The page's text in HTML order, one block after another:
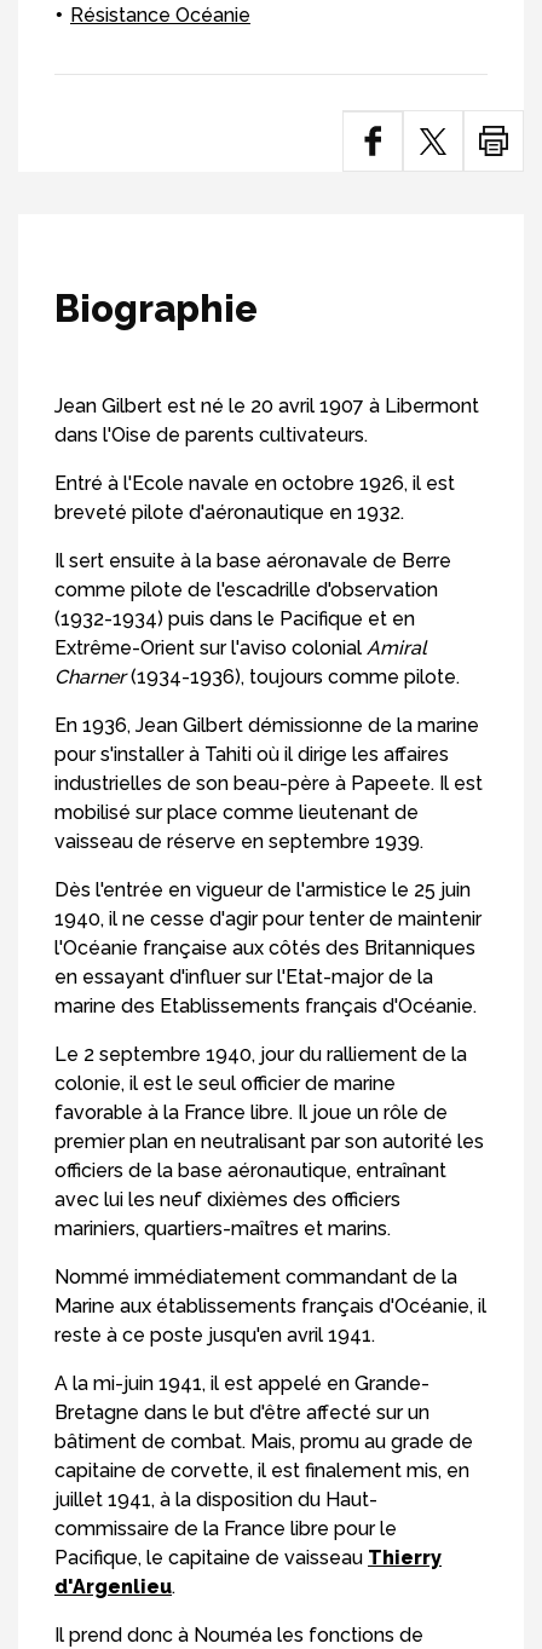
Résistance Océanie
Biographie
Jean Gilbert est né le 20 avril 1907 à Libermont
dans l'Oise de parents cultivateurs.
Entré à l'Ecole navale en octobre 1926, il est
breveté pilote d'aéronautique en 1932.
Il sert ensuite à la base aéronavale de Berre
comme pilote de l'escadrille d'observation
(1932-1934) puis dans le Pacifique et en
Extrême-Orient sur l'aviso colonial Amiral
Charner(1934-1936), toujours comme pilote.
En 1936, Jean Gilbert démissionne de la marine
pour s'installer à Tahiti où il dirige les affaires
industrielles de son beau-père à Papeete. Il est
mobilisé sur place comme lieutenant de
vaisseau de réserve en septembre 1939.
Dès l'entrée en vigueur de l'armistice le 25 juin
1940, il ne cesse d'agir pour tenter de maintenir
l'Océanie française aux côtés des Britanniques
en essayant d'influer sur l'Etat-major de la
marine des Etablissements français d'Océanie.
Le 2 septembre 1940, jour du ralliement de la
colonie, il est le seul officier de marine
favorable à la France libre. Il joue un rôle de
premier plan en neutralisant par son autorité les
officiers de la base aéronautique, entraînant
avec lui les neuf dixièmes des officiers
mariniers, quartiers-maîtres et marins.
Nommé immédiatement commandant de la
Marine aux établissements français d'Océanie, il
reste à ce poste jusqu'en avril 1941.
A la mi-juin 1941, il est appelé en Grande-
Bretagne dans le but d'être affecté sur un
bâtiment de combat. Mais, promu au grade de
capitaine de corvette, il est finalement mis, en
juillet 1941, à la disposition du Haut-
commissaire de la France libre pour le
Pacifique, le capitaine de vaisseau Thierry
d'Argenlieu.
Il prend donc à Nouméa les fonctions de